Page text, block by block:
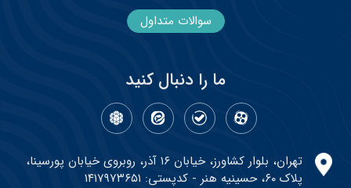
سوالات متداول
ما را دنبال کنید
تهران، بلوار کشاورز، خیابان ۱۶ آذر، روبروی خیابان پورسینا،
پلاک ۶۰، حسینیه هنر - کدپستی: ۱۴۱۷۹۷۳۶۵۱